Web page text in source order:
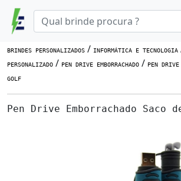
BRINDES PERSONALIZADOS / INFORMÁTICA E TECNOLOGIA
PERSONALIZADO / PEN DRIVE EMBORRACHADO / PEN DRIVE
GOLF
Pen Drive Emborrachado Saco